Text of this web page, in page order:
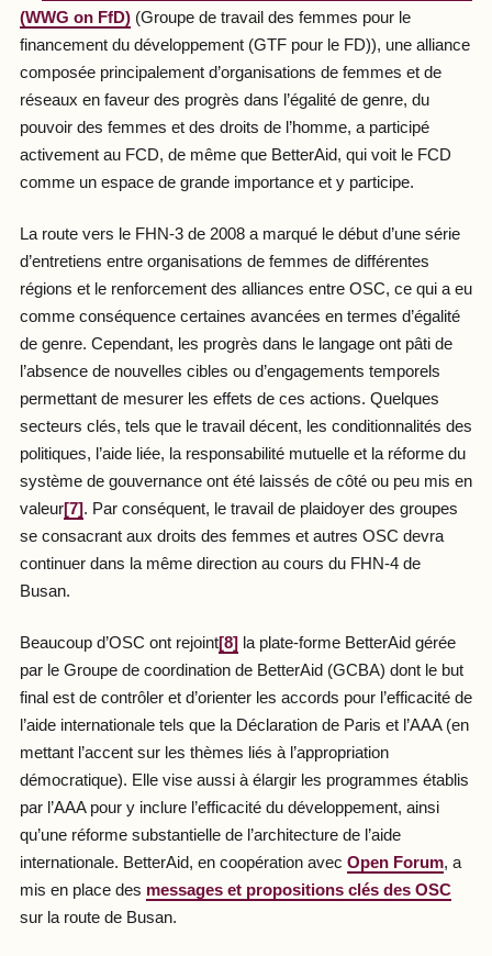
(WWG on FfD)(Groupe de travail des femmes pour le
financement du développement (GTF pour le FD)), une alliance
composée principalement d’organisations de femmes et de
réseaux en faveur des progrès dans l’égalité de genre, du
pouvoir des femmes et des droits de l’homme, a participé
activement au FCD, de même que BetterAid, qui voit le FCD
comme un espace de grande importance et y participe.
La route vers le FHN-3 de 2008 a marqué le début d’une série
d’entretiens entre organisations de femmes de différentes
régions et le renforcement des alliances entre OSC, ce qui a eu
comme conséquence certaines avancées en termes d’égalité
de genre. Cependant, les progrès dans le langage ont pâti de
l’absence de nouvelles cibles ou d’engagements temporels
permettant de mesurer les effets de ces actions. Quelques
secteurs clés, tels que le travail décent, les conditionnalités des
politiques, l’aide liée, la responsabilité mutuelle et la réforme du
système de gouvernance ont été laissés de côté ou peu mis en
valeur[7]. Par conséquent, le travail de plaidoyer des groupes
se consacrant aux droits des femmes et autres OSC devra
continuer dans la même direction au cours du FHN-4 de
Busan.
Beaucoup d’OSC ont rejoint[8] la plate-forme BetterAid gérée
par le Groupe de coordination de BetterAid (GCBA) dont le but
final est de contrôler et d’orienter les accords pour l’efficacité de
l’aide internationale tels que la Déclaration de Paris et l’AAA (en
mettant l’accent sur les thèmes liés à l’appropriation
démocratique). Elle vise aussi à élargir les programmes établis
par l’AAA pour y inclure l’efficacité du développement, ainsi
qu’une réforme substantielle de l’architecture de l’aide
internationale. BetterAid, en coopération avec Open Forum, a
mis en place des messages et propositions clés des OSC
sur la route de Busan.